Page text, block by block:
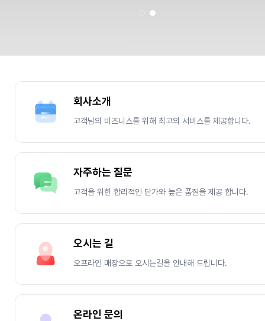
회사소개
고객님의 비즈니스를 위해 최고의 서비스를 제공합니다.
자주하는 질문
고객을 위한 합리적인 단가와 높은 품질을 제공 합니다.
오시는 길
오프라인 매장으로 오시는길을 안내해 드립니다.
온라인 문의